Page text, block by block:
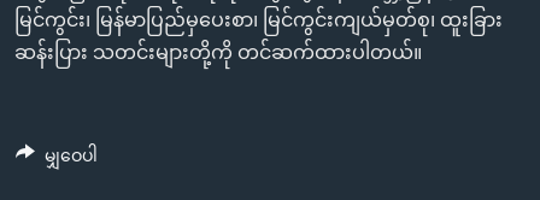
နေရာ
သို့
မြင်ကွင်း၊ မြန်မာပြည်မှပေးစာ၊ မြင်ကွင်းကျယ်မှတ်စု၊ ထူးခြား
ဆန်းပြား သတင်းများတို့ကို တင်ဆက်ထားပါတယ်။
မျှဝေပါ